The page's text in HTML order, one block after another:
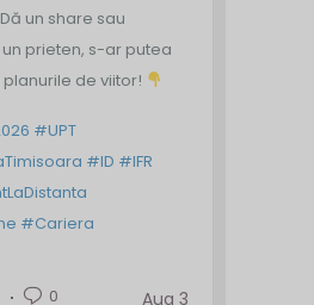
un share sau
prieten, s-ar putea
de viitor!
#UPT
#ID #IFR
#Cariera
0 Aug 3